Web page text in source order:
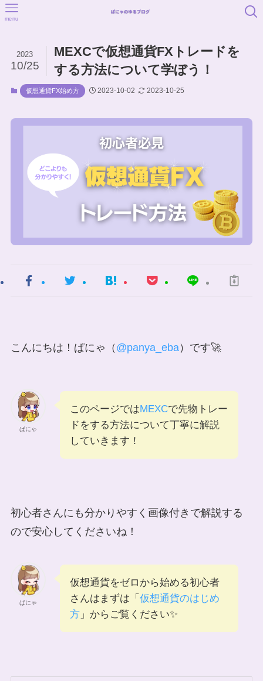
menu
MEXCで仮想通貨FXトレードを
する方法について学ぼう！
2023
10/25
仮想通貨FX始め方 2023-10-02 2023-10-25
こんにちは！ぱにゃ（ @panya_eba）です🚀
ぱにゃ
このページではMEXCで先物トレー
ドをする方法について丁寧に解説
していきます！
初心者さんにも分かりやすく画像付きで解説する
ので安心してくださいね！
ぱにゃ
仮想通貨をゼロから始める初心者
さんはまずは「 仮想通貨のはじめ
方」からご覧ください✨